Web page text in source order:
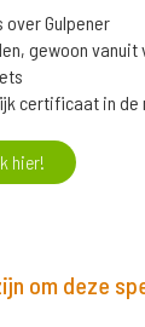
over Gulpener
gewoon vanuit
certificaat in de
hier!
om deze